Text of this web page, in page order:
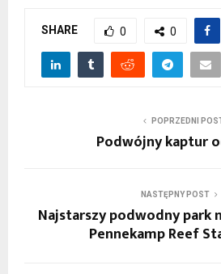
SHARE 0 0
POPRZEDNI
Podwójny kaptur
NASTĘPNY POST
Najstarszy podwodny park
Pennekamp Reef